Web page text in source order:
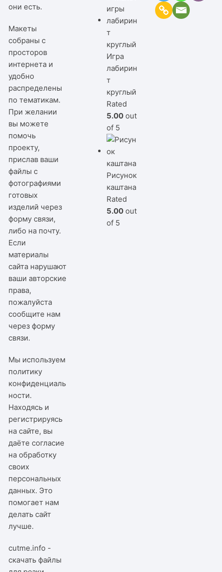
они есть.
Макеты
собраны с
просторов
интернета и
удобно
распределены
по тематикам.
При желании
вы можете
помочь
проекту,
прислав ваши
файлы с
фотографиями
готовых
изделий через
форму связи,
либо на почту.
Если
материалы
сайта нарушают
ваши авторские
права,
пожалуйста
сообщите нам
черезформу
связи.
Мы используем
политику
конфиденциаль
ности.
Находясь и
регистрируясь
на сайте, вы
даёте согласие
на обработку
своих
персональных
данных. Это
помогает нам
делать сайт
лучше.
Игра
лабирин
т
круглый
Rated
5.00 out
of 5
Рисунок
каштана
Rated
5.00 out
of 5
cutme.info -
скачать файлы